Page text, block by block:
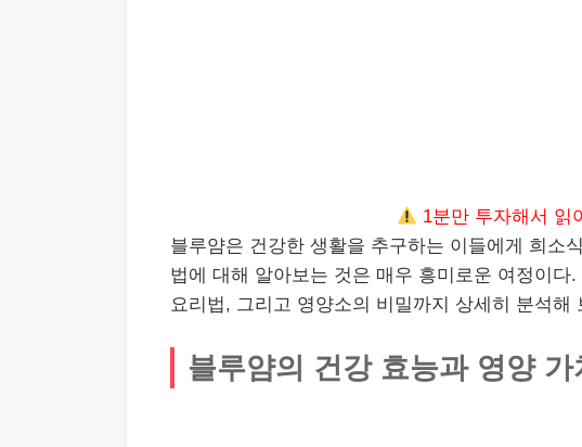
1분만 투자해서 읽
블루얌은 건강한 생활을 추구하는 이들에게 희소
법에 대해 알아보는 것은 매우 흥미로운 여정이
요리법, 그리고 영양소의 비밀까지 상세히 분석해
블루얌의 건강 효능과 영양 가